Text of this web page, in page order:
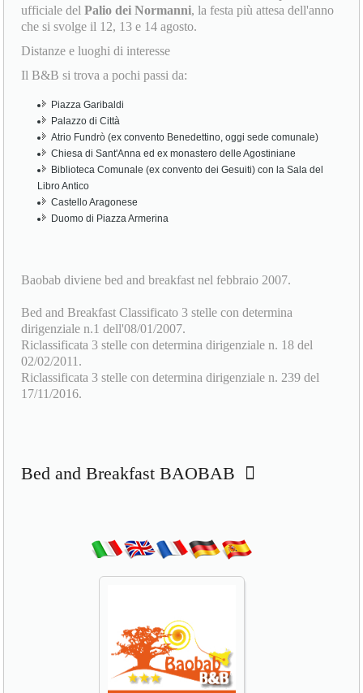
ufficiale delPalio dei Normanni, la festa più attesa dell'anno
che si svolge il 12, 13 e 14 agosto.
Distanze e luoghi di interesse
Il B&B si trova a pochi passi da:
Piazza Garibaldi
Palazzo di Città
Atrio Fundrò (ex convento Benedettino, oggi sede comunale)
Chiesa di Sant'Anna ed ex monastero delle Agostiniane
Biblioteca Comunale (ex convento dei Gesuiti) con la Sala del
Libro Antico
Castello Aragonese
Duomo di Piazza Armerina
Baobab diviene bed and breakfast nel febbraio 2007.
Bed and Breakfast Classificato 3 stelle con determina
dirigenziale n.1 dell'08/01/2007.
Riclassificata 3 stelle con determina dirigenziale n. 18 del
02/02/2011.
Riclassificata 3 stelle con determina dirigenziale n. 239 del
17/11/2016.
Bed and Breakfast BAOBAB